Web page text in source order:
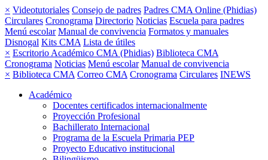
× Videotutoriales Consejo de padres Padres CMA Online (Phidias)
Circulares Cronograma Directorio Noticias Escuela para padres
Menú escolar Manual de convivencia Formatos y manuales
Disnogal Kits CMA Lista de útiles
× Escritorio Académico CMA (Phidias) Biblioteca CMA
Cronograma Noticias Menú escolar Manual de convivencia
× Biblioteca CMA Correo CMA Cronograma Circulares INEWS
Académico
Docentes certificados internacionalmente
Proyección Profesional
Bachillerato Internacional
Programa de la Escuela Primaria PEP
Proyecto Educativo institucional